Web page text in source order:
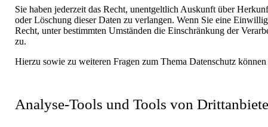
Sie haben jederzeit das Recht, unentgeltlich Auskunft über
oder Löschung dieser Daten zu verlangen. Wenn Sie eine
Recht, unter bestimmten Umständen die Einschränkung der
zu.
Hierzu sowie zu weiteren Fragen zum Thema Datenschutz
Analyse-Tools und Tools von